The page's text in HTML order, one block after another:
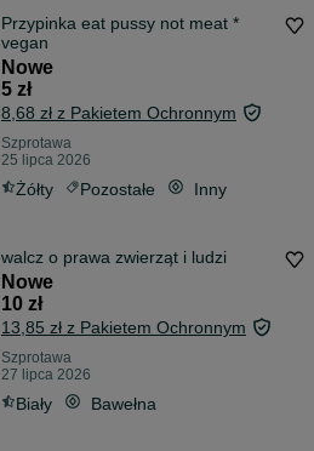
Przypinka eat pussy not meat *
vegan
Nowe
5 zł
8,68 zł z Pakietem Ochronnym
Szprotawa
25 lipca 2026
Żółty Pozostałe Inny
walcz o prawa zwierząt i ludzi
Nowe
10 zł
13,85 zł z Pakietem Ochronnym
Szprotawa
27 lipca 2026
Biały Bawełna